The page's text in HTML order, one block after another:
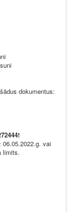
šādus dokumentus:
vai
limits.